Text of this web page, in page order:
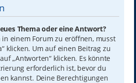
Thema oder eine Antwort?
in einem Forum zu eröffnen, musst
klicken. Um auf einen Beitrag zu
„Antworten“ klicken. Es könnte
erforderlich ist, bevor du
kannst. Deine Berechtigungen